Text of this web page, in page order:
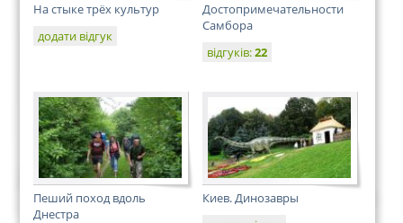
На стыке трёх культур
додати відгук
Достопримечательности
Самбора
відгуків:22
Пеший поход вдоль
Днестра
Киев. Динозавры